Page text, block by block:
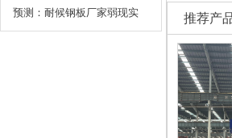
预测：耐候钢板厂家弱现实
延…
推荐产